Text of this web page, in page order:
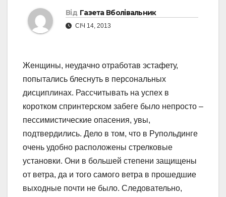
Від Газета Вболівальник
СІЧ 14, 2013
Женщины, неудачно отработав эстафету,
попытались блеснуть в персональных
дисциплинах. Рассчитывать на успех в
коротком спринтерском забеге было непросто –
пессимистические опасения, увы,
подтвердились. Дело в том, что в Рупольдинге
очень удобно расположены стрелковые
установки. Они в большей степени защищены
от ветра, да и того самого ветра в прошедшие
выходные почти не было. Следовательно,